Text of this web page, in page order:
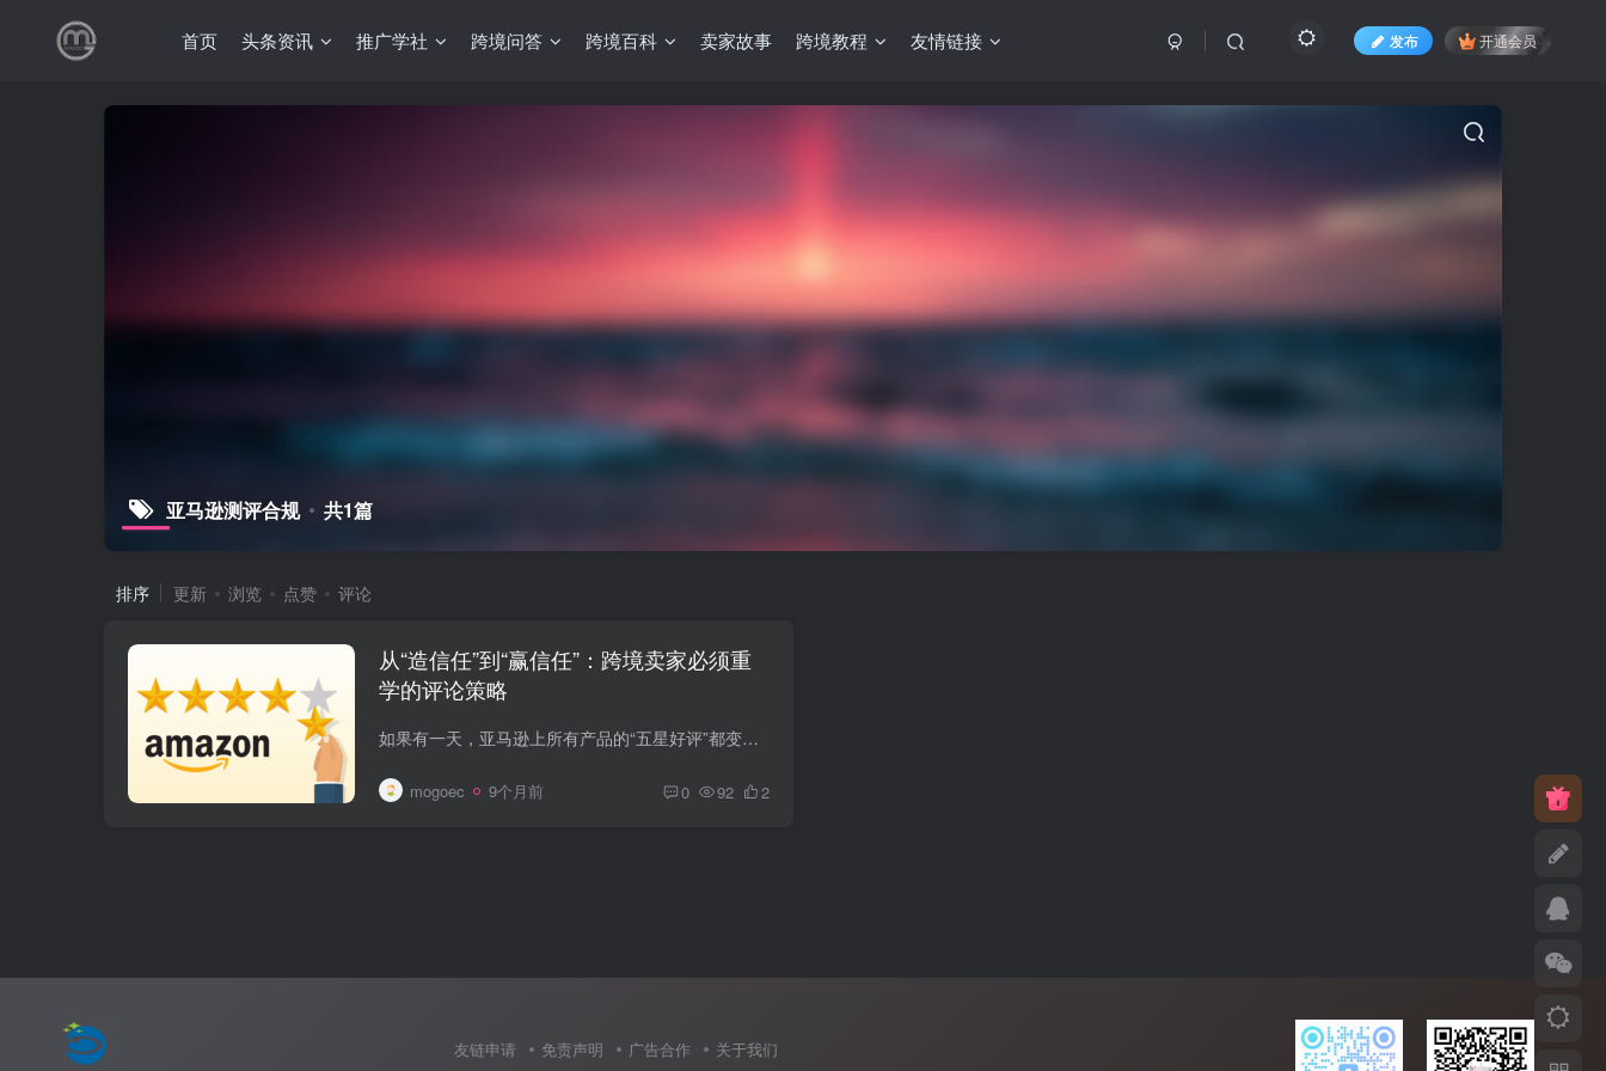
首页 头条资讯 推广学社 跨境问答 跨境百科 卖家故事 跨境教程 友情链接 发布 开通会员
亚马逊测评合规 共1篇
排序 更新 浏览 点赞 评论
从“造信任”到“赢信任”：跨境卖家必须重
学的评论策略
如果有一天，亚马逊上所有产品的“五星好评”都变得不再可信，你的链接还能卖得动吗？ 过去几年，很多跨境卖家心照不宣：新品冷启动离不开“先把评价面子做起来”；有的用站外种草，有的用测评...
mogoec 9个月前 0 92 2
友链申请 免责声明 广告合作 关于我们